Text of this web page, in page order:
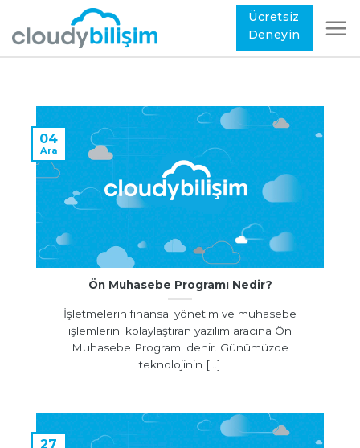
Ücretsiz
Deneyin
Ön Muhasebe Programı Nedir?
İşletmelerin finansal yönetim ve muhasebe
işlemlerini kolaylaştıran yazılım aracına Ön
Muhasebe Programı denir. Günümüzde
teknolojinin [...]
04
Ara
27